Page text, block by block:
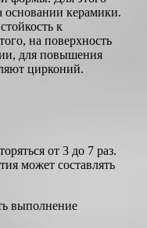
основании керамики.
к
на поверхность
для повышения
цирконий.
от 3 до 7 раз.
может составлять
выполнение